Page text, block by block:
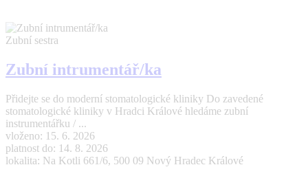
Zubní sestra
Zubní intrumentář/ka
Přidejte se do moderní stomatologické kliniky Do zavedené
stomatologické kliniky v Hradci Králové hledáme zubní
instrumentářku / ...
vloženo: 15. 6. 2026
platnost do: 14. 8. 2026
lokalita: Na Kotli 661/6, 500 09 Nový Hradec Králové